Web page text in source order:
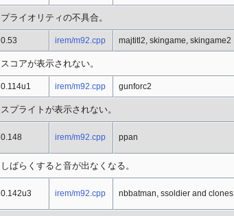
プライオリティの不具合。
0.53 irem/m92.cpp majtitl2, skingame, skingame2
スコアが表示されない。
0.114u1 irem/m92.cpp gunforc2
スプライトが表示されない。
0.148 irem/m92.cpp ppan
しばらくすると音が出なくなる。
0.142u3 irem/m92.cpp nbbatman, ssoldier and clones